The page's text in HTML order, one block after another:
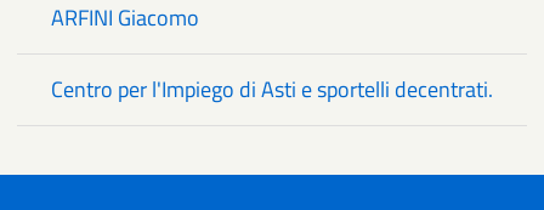
ARFINI Giacomo
Centro per l'Impiego di Asti e sportelli decentrati.